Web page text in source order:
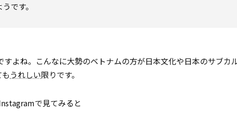
です。
よね。こんなに大勢のベトナムの方が日本文化や日本のサブカ
うれしい限りです。
で見てみると